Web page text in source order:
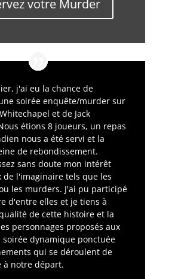
votre Murder
j'ai eu la chance de
soirée enquête/murder sur
et de Jack
étions 8 joueurs, un repas
nous a été servi et la
de rebondissement.
sans doute mon intérêt
de l'imaginaire tels que les
les murders. J'ai pu participé
d'entre elles et je tiens à
de cette histoire et la
personnages proposés aux
soirée dynamique ponctuée
qui se déroulent de
à notre départ.